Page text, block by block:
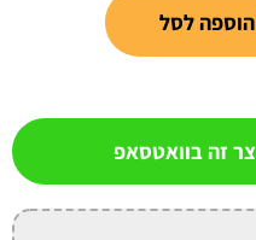
לסל
זה בוואטסאפ